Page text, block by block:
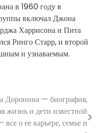
в 1960 году в
включал Джона
Харрисона и Пита
Ринго Старр, и второй
и узнаваемым.
Доронина — биография,
жизнь и дети известной
о ее карьере, семье и